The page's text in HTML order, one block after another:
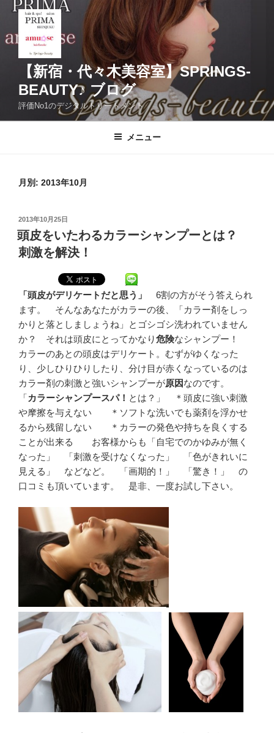
テ
ッ
【新宿・代々木美容室】SPRINGS-
BEAUTY♪ ブログ
評価No1のデジタルトリートメント
メニュー
月別: 2013年10月
投
稿
日:
2013年10月25日
頭皮をいたわるカラーシャンプーとは？
刺激を解決！
「頭皮がデリケートだと思う」 6割の方がそう答えられ
ます。 そんなあなたがカラーの後、「カラー剤をしっ
かりと落としましょうね」とゴシゴシ洗われていません
か？ それは頭皮にとってかなり危険なシャンプー！
カラーのあとの頭皮はデリケート。むずがゆくなった
り、少しひりひりしたり、分け目が赤くなっているのは
カラー剤の刺激と強いシャンプーが原因なのです。
「カラーシャンプースパ！ とは？」 ＊頭皮に強い刺激
や摩擦を与えない ＊ソフトな洗いでも薬剤を浮かせ
るから残留しない ＊カラーの発色や持ちを良くする
ことが出来る お客様からも「自宅でのかゆみが無く
なった」 「刺激を受けなくなった」 「色がきれいに
見える」 などなど。 「画期的！」 「驚き！」 の
口コミも頂いています。 是非、一度お試し下さい。